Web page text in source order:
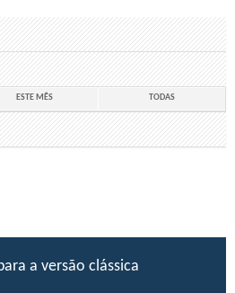
ESTE MÊS TODAS
a versão clássica